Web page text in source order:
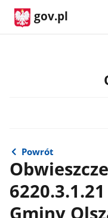
gov.pl
Powrót